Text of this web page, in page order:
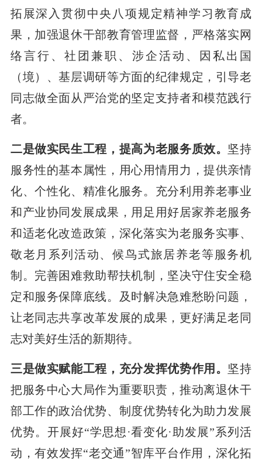
拓展深入贯彻中央八项规定精神学习教育成
果，加强退休干部教育管理监督，严格落实网
络言行、社团兼职、涉企活动、因私出国
（境）、基层调研等方面的纪律规定，引导老
同志做全面从严治党的坚定支持者和模范践行
者。
二是做实民生工程，提高为老服务质效。 坚持
服务性的基本属性，用心用情用力，提供亲情
化、个性化、精准化服务。充分利用养老事业
和产业协同发展成果，用足用好居家养老服务
和适老化改造政策，深化落实为老服务实事、
敬老月系列活动、候鸟式旅居养老等服务机
制。完善困难救助帮扶机制，坚决守住安全稳
定和服务保障底线。及时解决急难愁盼问题，
让老同志共享改革发展的成果，更好满足老同
志对美好生活的新期待。
三是做实赋能工程，充分发挥优势作用。 坚持
把服务中心大局作为重要职责，推动离退休干
部工作的政治优势、制度优势转化为助力发展
优势。开展好“学思想·看变化·助发展”系列活
动，有效发挥“老交通”智库平台作用，深化拓